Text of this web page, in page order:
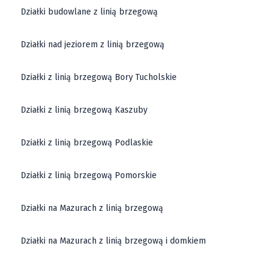
Działki budowlane z linią brzegową
Działki nad jeziorem z linią brzegową
Działki z linią brzegową Bory Tucholskie
Działki z linią brzegową Kaszuby
Działki z linią brzegową Podlaskie
Działki z linią brzegową Pomorskie
Działki na Mazurach z linią brzegową
Działki na Mazurach z linią brzegową i domkiem